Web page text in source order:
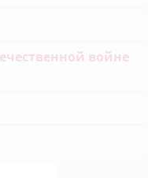
войне